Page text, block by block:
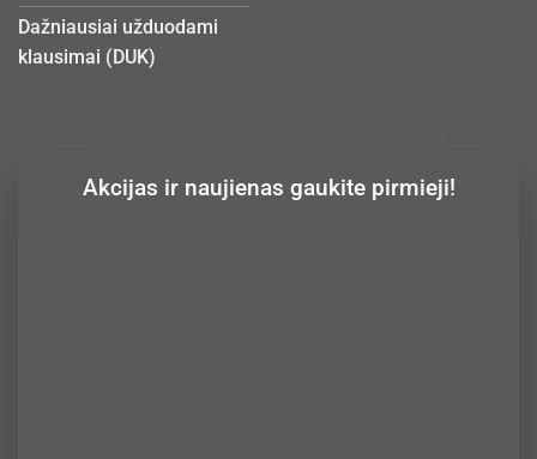
Dažniausiai užduodami
klausimai (DUK)
Akcijas ir naujienas gaukite pirmieji!